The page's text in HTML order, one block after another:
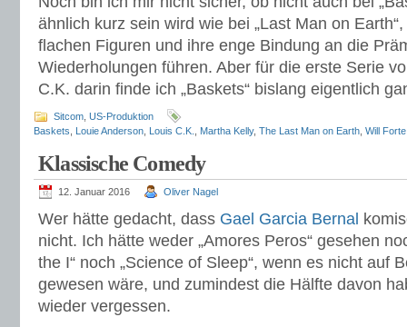
ähnlich kurz sein wird wie bei „Last Man on
flachen Figuren und ihre enge Bindung an die
Wiederholungen führen. Aber für die erste Serie
C.K. darin finde ich „Baskets“ bislang eigentlich
Sitcom US-Produktion
Baskets
Louie Anderson Louis C.K. Martha Kelly, The Last Man on Earth Will Forte
Klassische Comedy
12. Januar 2016 Oliver Nagel
Wer hätte gedacht, dass Gael Garcia Bernal
nicht. Ich hätte weder „Amores Peros“ gesehen
the I“ noch „Science of Sleep“, wenn es nicht auf
gewesen wäre, und zumindest die Hälfte davon
wieder vergessen.